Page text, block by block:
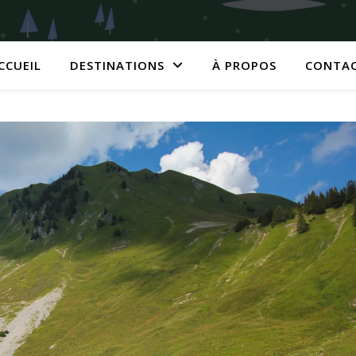
DESTINATIONS À PROPOS